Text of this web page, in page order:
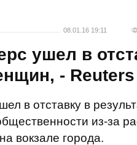
08.01.16 19:11
ушел в
- Reuters
в отставку в
из-за
вокзале города.